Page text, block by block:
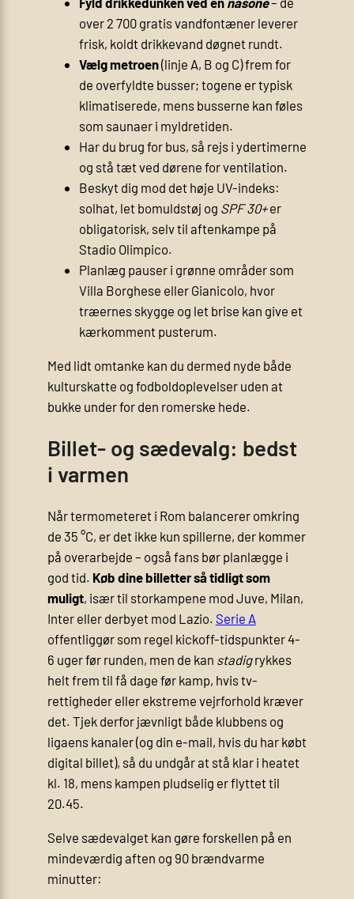
over 2 700 gratis vandfontæner leverer
frisk, koldt drikkevand døgnet rundt.
Vælg metroen(linje A, B og C) frem for
de overfyldte busser; togene er typisk
klimatiserede, mens busserne kan føles
som saunaer i myldretiden.
Har du brug for bus, så rejs i ydertimerne
og stå tæt ved dørene for ventilation.
Beskyt dig mod det høje UV-indeks:
solhat, let bomuldstøj og SPF 30+er
obligatorisk, selv til aften­kampe på
Stadio Olimpico.
Planlæg pauser i grønne områder som
Villa Borghese eller Gianicolo, hvor
træernes skygge og let brise kan give et
kærkomment pusterum.
Med lidt omtanke kan du dermed nyde både
kultur­skatte og fodbold­oplevelser uden at
bukke under for den romerske hede.
Billet- og sædevalg: bedst
i varmen
Når termometeret i Rom balancerer omkring
de 35 °C, er det ikke kun spillerne, der kommer
på overarbejde – også fans bør planlægge i
god tid. Køb dine billetter så tidligt som
muligt, især til storkampene mod Juve, Milan,
Inter eller derbyet mod Lazio. Serie A
offentliggør som regel kickoff-tidspunkter 4-
6 uger før runden, men de kan stadigrykkes
helt frem til få dage før kamp, hvis tv-
rettigheder eller ekstreme vejrforhold kræver
det. Tjek derfor jævnligt både klubbens og
ligaens kanaler (og din e-mail, hvis du har købt
digital billet), så du undgår at stå klar i heatet
kl. 18, mens kampen pludselig er flyttet til
20.45.
Selve sædevalget kan gøre forskellen på en
mindeværdig aften og 90 brændvarme
minutter: